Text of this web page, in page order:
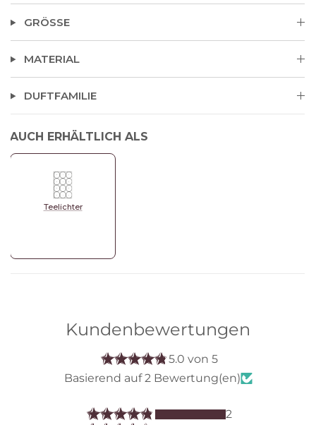
GRÖSSE
MATERIAL
DUFTFAMILIE
AUCH ERHÄLTLICH ALS
Teelichter
Kundenbewertungen
5.0 von 5
Basierend auf 2 Bewertung(en)
2